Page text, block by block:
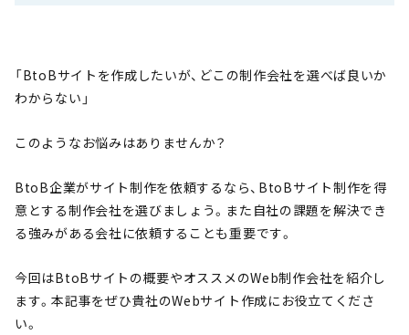
「BtoBサイトを作成したいが、どこの制作会社を選べば良いか
わからない」
このようなお悩みはありませんか？
BtoB企業がサイト制作を依頼するなら、BtoBサイト制作を得
意とする制作会社を選びましょう。また自社の課題を解決でき
る強みがある会社に依頼することも重要です。
今回はBtoBサイトの概要やオススメのWeb制作会社を紹介し
ます。本記事をぜひ貴社のWebサイト作成にお役立てくださ
い。